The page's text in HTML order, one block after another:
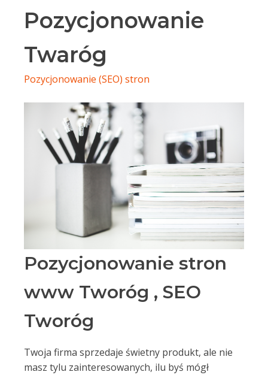
Pozycjonowanie
Twaróg
Pozycjonowanie (SEO) stron
Pozycjonowanie stron
www Tworóg , SEO
Tworóg
Twoja firma sprzedaje świetny produkt, ale nie
masz tylu zainteresowanych, ilu byś mógł